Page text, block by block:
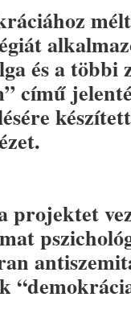
és a
című
projektet